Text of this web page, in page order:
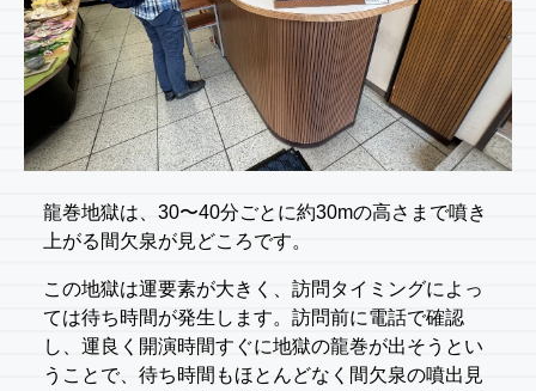
龍巻地獄は、30〜40分ごとに約30mの高さまで噴き
上がる間欠泉が見どころです。
この地獄は運要素が大きく、訪問タイミングによっ
ては待ち時間が発生します。訪問前に電話で確認
し、運良く開演時間すぐに地獄の龍巻が出そうとい
うことで、待ち時間もほとんどなく間欠泉の噴出見